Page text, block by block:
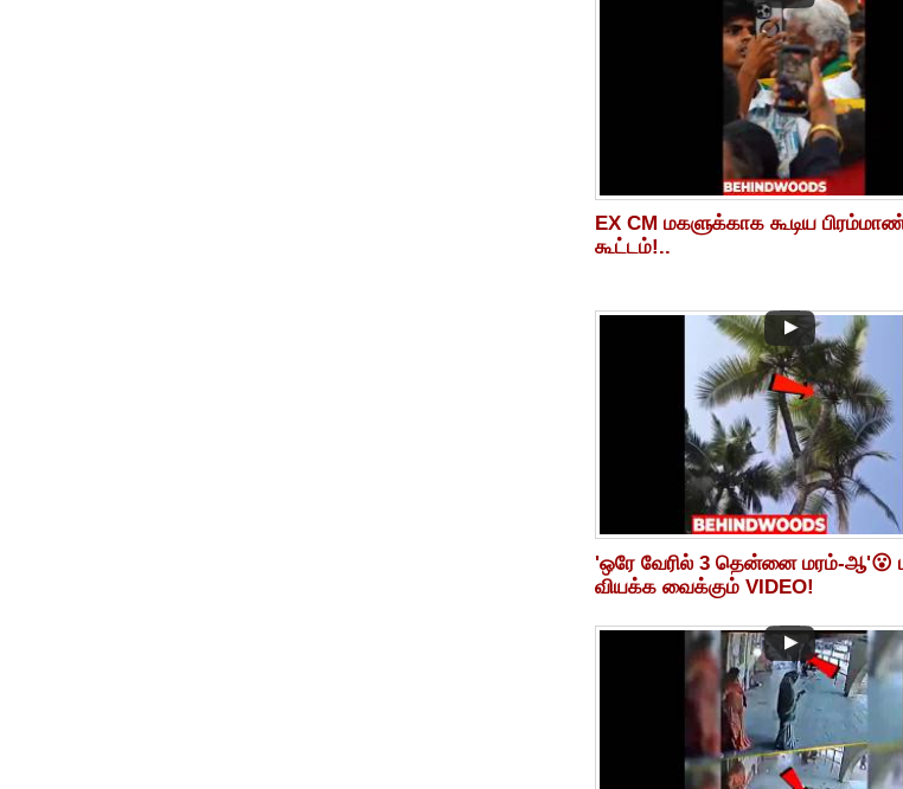
EX CM மகளுக்காக கூடிய
கூட்டம்!..
'ஒரே வேரில் 3 தென்னை மரம்-ஆ'😮
வியக்க வைக்கும் VIDEO!